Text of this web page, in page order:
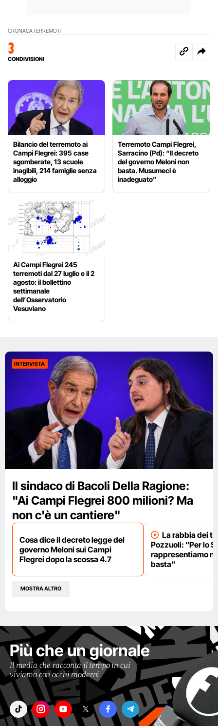
CRONACATERREMOTI
3
CONDIVISIONI
Bilancio del terremoto ai
Campi Flegrei: 395 case
sgomberate, 13 scuole
inagibili, 214 famiglie senza
alloggio
Terremoto Campi Flegrei,
Sarracino (Pd): “Il decreto
del governo Meloni non
basta. Musumeci è
inadeguato”
Ai Campi Flegrei 245
terremoti dal 27 luglio e il 2
agosto: il bollettino
settimanale
dell’Osservatorio
Vesuviano
INTERVISTA
Il sindaco di Bacoli Della Ragione:
"Ai Campi Flegrei 800 milioni? Ma
non c'è un cantiere"
Cosa dice il decreto legge del
governo Meloni sui Campi
Flegrei dopo la scossa 4.7
La rabbia dei
Pozzuoli: "Per lo
rappresentiamo
basta"
MOSTRA ALTRO
Più che un giornale
Il media che racconta il tempo in cui
viviamo con occhi moderni